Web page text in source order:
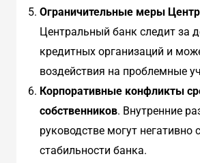
Ограничительные меры
Центральный банк следит за
кредитных организаций и
воздействия на проблемные
Корпоративные конфликты
собственников. Внутренние
руководстве могут негативно
стабильности банка.